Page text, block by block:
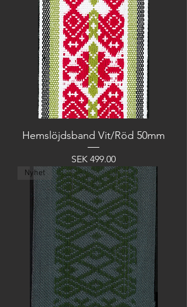
Hemslöjdsband Vit/Röd 50mm
Price
SEK 499.00
Nyhet